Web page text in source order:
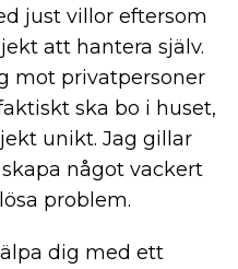
just villor eftersom
att hantera själv.
mot privatpersoner
ska bo i huset,
unikt. Jag gillar
något vackert
problem.
dig med ett